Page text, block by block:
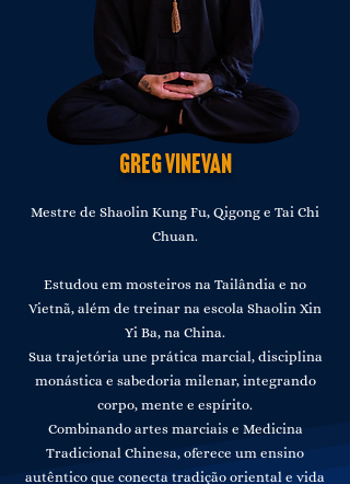
greg vinevan
Mestre de Shaolin Kung Fu, Qigong e Tai Chi
Chuan.
Estudou em mosteiros na Tailândia e no
Vietnã, além de treinar na escola Shaolin Xin
Yi Ba, na China.
Sua trajetória une prática marcial, disciplina
monástica e sabedoria milenar, integrando
corpo, mente e espírito.
Combinando artes marciais e Medicina
Tradicional Chinesa, oferece um ensino
autêntico que conecta tradição oriental e vida